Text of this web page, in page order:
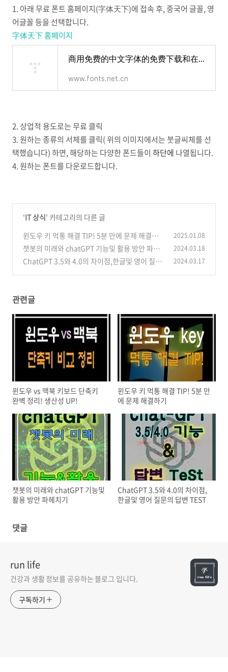
1. 아래 무료 폰트 홈페이지(字体天下)에 접속 후, 중국어 글꼴, 영
어글꼴 등을 선택합니다.
字体天下 홈페이지
商用免费的中文字体的免费下载和在线预览-字体天下
www.fonts.net.cn
2. 상업적 용도로는 무료 클릭
3. 원하는 종류의 서체를 클릭( 위의 이미지에서는 붓글씨체를 선
택했습니다) 하면, 해당하는 다양한 폰드들이 하단에 나열됩니다.
4. 원하는 폰트를 다운로드합니다.
'IT 상식' 카테고리의 다른 글
윈도우 키 먹통 해결 TIP! 5분 만에 문제 해결하
기
(0)
2025.01.08
챗봇의 미래와 chatGPT 기능및 활용 방안 파헤
치기
(0)
2024.03.18
ChatGPT 3.5와 4.0의 차이점,한글및 영어 질문
2024.03.17
관련글
윈도우 vs 맥북 키보드 단축키
완벽 정리! 생산성 UP!
윈도우 키 먹통 해결 TIP! 5분 만
에 문제 해결하기
챗봇의 미래와 chatGPT 기능및
활용 방안 파헤치기
ChatGPT 3.5와 4.0의 차이점,
한글및 영어 질문의 답변 TEST
댓글
run life
건강과 생활 정보를 공유하는 블로그 입니다.
구독하기